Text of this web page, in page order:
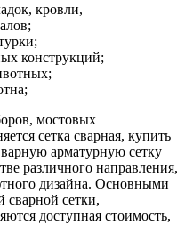
кровли,
конструкций;
мостовых
сетка сварная, купить
арматурную сетку
различного направления,
дизайна. Основными
сетки,
доступная стоимость,